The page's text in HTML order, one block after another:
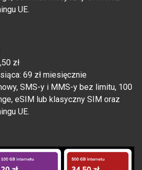
UE.
zł
69 zł miesięcznie
SMS-y i MMS-y bez limitu, 100
eSIM lub klasyczny SIM oraz
UE.